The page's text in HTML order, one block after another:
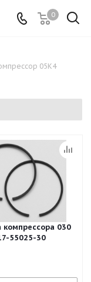
0
05K4
компрессора 030
55025-30